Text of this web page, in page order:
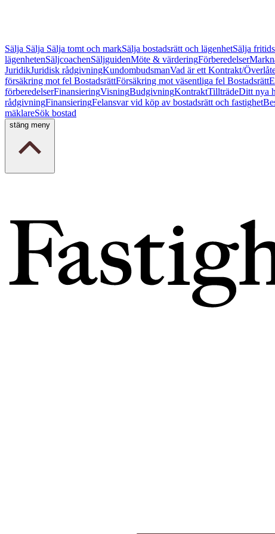
Sälja Sälja Sälja tomt och markSälja bostadsrätt och lägenhetSälja
lägenhetenSäljcoachenSäljguidenMöte & värderingFörberedelser
JuridikJuridisk rådgivningKundombudsmanVad är ett Kontrakt/
försäkring mot fel BostadsrättFörsäkring mot väsentliga fel Bostadsrätt
förberedelserFinansieringVisningBudgivningKontraktTillträdeDitt nya
rådgivningFinansieringFelansvar vid köp av bostadsrätt och fastighet
mäklareSök bostad
stäng meny